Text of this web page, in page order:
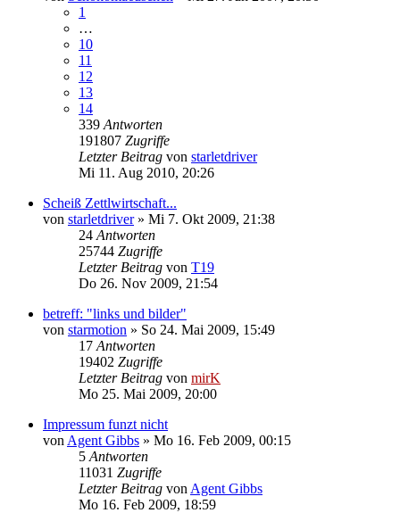
1
…
10
11
12
13
14
339 Antworten
191807 Zugriffe
Letzter Beitrag von starletdriver
Mi 11. Aug 2010, 20:26
Scheiß Zettlwirtschaft...
von starletdriver» Mi 7. Okt 2009, 21:38
24 Antworten
25744 Zugriffe
Letzter Beitrag von T19
Do 26. Nov 2009, 21:54
betreff: "links und bilder"
von starmotion » So 24. Mai 2009, 15:49
17 Antworten
19402 Zugriffe
Letzter Beitrag von mirK
Mo 25. Mai 2009, 20:00
Impressum funzt nicht
von Agent Gibbs » Mo 16. Feb 2009, 00:15
5 Antworten
11031 Zugriffe
Letzter Beitrag von Agent Gibbs
Mo 16. Feb 2009, 18:59